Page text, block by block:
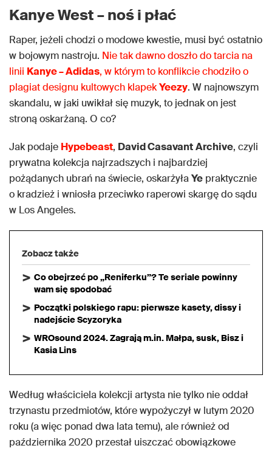
Kanye West – noś i płać
Raper, jeżeli chodzi o modowe kwestie, musi być ostatnio
w bojowym nastroju. Nie tak dawno doszło do tarcia na
linii Kanye – Adidas, w którym to konflikcie chodziło o
plagiat designu kultowych klapekYeezy. W najnowszym
skandalu, w jaki uwikłał się muzyk, to jednak on jest
stroną oskarżaną. O co?
Jak podaje Hypebeast, David CasavantArchive, czyli
prywatna kolekcja najrzadszych i najbardziej
pożądanych ubrań na świecie, oskarżyłaYe praktycznie
o kradzież i wniosła przeciwko raperowi skargę do sądu
w Los Angeles.
Zobacz także
Co obejrzeć po „Reniferku”? Te seriale powinny
wam się spodobać
Początki polskiego rapu: pierwsze kasety, dissy i
nadejście Scyzoryka
WROsound 2024. Zagrają m.in. Małpa, susk, Bisz i
Kasia Lins
Według właściciela kolekcji artysta nie tylko nie oddał
trzynastu przedmiotów, które wypożyczył w lutym 2020
roku (a więc ponad dwa lata temu), ale również od
października 2020 przestał uiszczać obowiązkowe